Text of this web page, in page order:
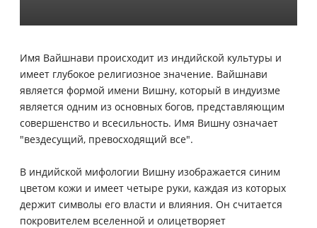
Имя Вайшнави происходит из индийской культуры и
имеет глубокое религиозное значение. Вайшнави
является формой имени Вишну, который в индуизме
является одним из основных богов, представляющим
совершенство и всесильность. Имя Вишну означает
"вездесущий, превосходящий все".
В индийской мифологии Вишну изображается синим
цветом кожи и имеет четыре руки, каждая из которых
держит символы его власти и влияния. Он считается
покровителем вселенной и олицетворяет